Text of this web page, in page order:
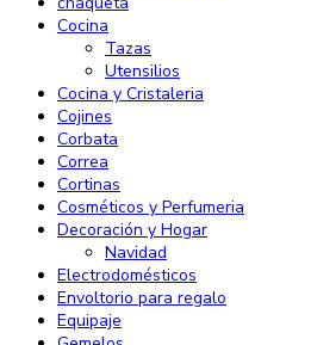
Cocina
Tazas
Utensilios
Cocina y Cristaleria
Cojines
Corbata
Correa
Cortinas
Cosméticos y Perfumeria
Decoración y Hogar
Navidad
Electrodomésticos
Envoltorio para regalo
Equipaje